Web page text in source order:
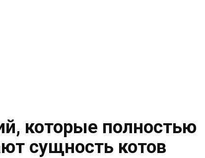
которые полностью
сущность котов